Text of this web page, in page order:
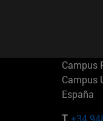
Campus
Campus
España
T. +34